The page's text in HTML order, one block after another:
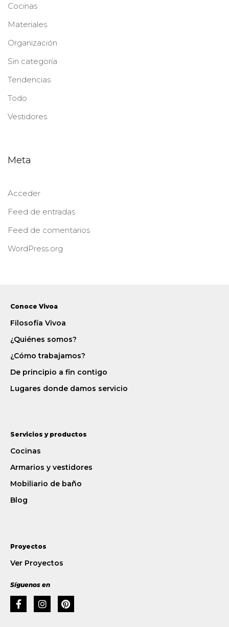
Cocinas
Materiales
Organización
Sin categoría
Tendencias
Todo
Vestidores
Meta
Acceder
Feed de entradas
Feed de comentarios
WordPress.org
Conoce Vivoa
Filosofía Vivoa
¿Quiénes somos?
¿Cómo trabajamos?
De principio a fin contigo
Lugares donde damos servicio
Servicios y productos
Cocinas
Armarios y vestidores
Mobiliario de baño
Blog
Proyectos
Ver Proyectos
Síguenos en